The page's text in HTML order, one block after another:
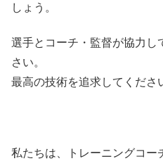
しょう。
選手とコーチ・監督が協力し
さい。
最高の技術を追求してくださ
私たちは、トレーニングコー